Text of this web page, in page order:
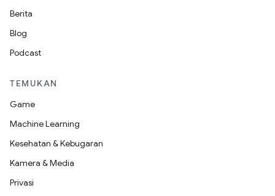
Berita
Blog
Podcast
TEMUKAN
Game
Machine Learning
Kesehatan & Kebugaran
Kamera & Media
Privasi